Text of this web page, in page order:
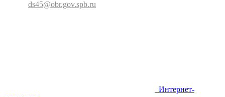
ds45@obr.gov.spb.ru
Интернет-